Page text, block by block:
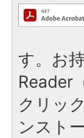
す。お
Reader
クリッ
ンスト